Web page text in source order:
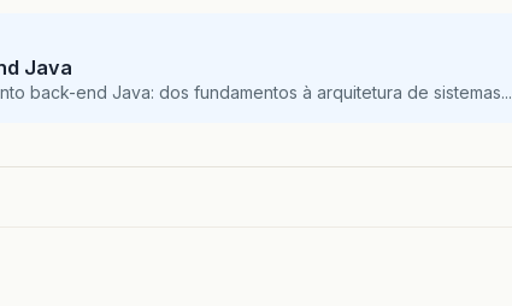
Java
back-end Java: dos fundamentos à arquitetura de sistemas...